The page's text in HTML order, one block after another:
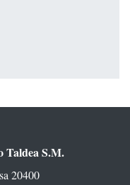
Taldea S.M.
20400